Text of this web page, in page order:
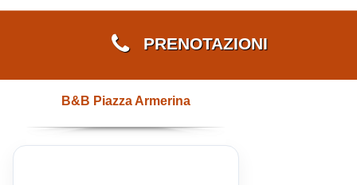
PRENOTAZIONI
B&B Piazza Armerina